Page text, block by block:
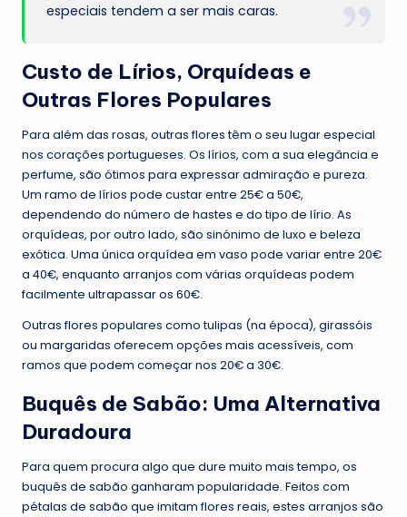
especiais tendem a ser mais caras.
Custo de Lírios, Orquídeas e
Outras Flores Populares
Para além das rosas, outras flores têm o seu lugar especial
nos corações portugueses. Os lírios, com a sua elegância e
perfume, são ótimos para expressar admiração e pureza.
Um ramo de lírios pode custar entre 25€ a 50€,
dependendo do número de hastes e do tipo de lírio. As
orquídeas, por outro lado, são sinónimo de luxo e beleza
exótica. Uma única orquídea em vaso pode variar entre 20€
a 40€, enquanto arranjos com várias orquídeas podem
facilmente ultrapassar os 60€.
Outras flores populares como tulipas (na época), girassóis
ou margaridas oferecem opções mais acessíveis, com
ramos que podem começar nos 20€ a 30€.
Buquês de Sabão: Uma Alternativa
Duradoura
Para quem procura algo que dure muito mais tempo, os
buquês de sabão ganharam popularidade. Feitos com
pétalas de sabão que imitam flores reais, estes arranjos são